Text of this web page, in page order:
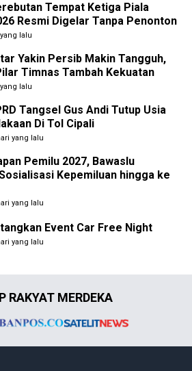
Tempat Ketiga Piala
Resmi Digelar Tanpa Penonton
lalu
Yakin Persib Makin Tangguh,
Timnas Tambah Kekuatan
lalu
Tangsel Gus Andi Tutup Usia
Di Tol Cipali
yang lalu
Pemilu 2027, Bawaslu
Kepemiluan hingga ke
yang lalu
Event Car Free Night
yang lalu
RAKYAT MERDEKA